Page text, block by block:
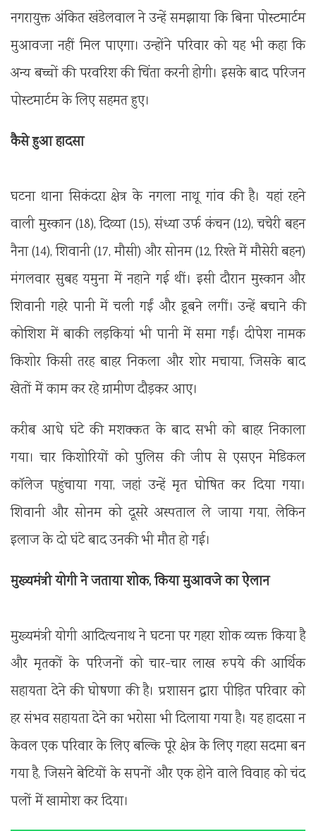
नगरायुक्त अंकित खंडेलवाल ने उन्हें समझाया कि बिना पोस्टमार्टम
मुआवजा नहीं मिल पाएगा। उन्होंने परिवार को यह भी कहा कि
अन्य बच्चों की परवरिश की चिंता करनी होगी। इसके बाद परिजन
पोस्टमार्टम के लिए सहमत हुए।
कैसे हुआ हादसा
घटना थाना सिकंदरा क्षेत्र के नगला नाथू गांव की है। यहां रहने
वाली मुस्कान (18), दिव्या (15), संध्या उर्फ कंचन (12), चचेरी बहन
नैना (14), शिवानी (17, मौसी) और सोनम (12, रिश्ते में मौसेरी बहन)
मंगलवार सुबह यमुना में नहाने गई थीं। इसी दौरान मुस्कान और
शिवानी गहरे पानी में चली गईं और डूबने लगीं। उन्हें बचाने की
कोशिश में बाकी लड़कियां भी पानी में समा गईं। दीपेश नामक
किशोर किसी तरह बाहर निकला और शोर मचाया, जिसके बाद
खेतों में काम कर रहे ग्रामीण दौड़कर आए।
करीब आधे घंटे की मशक्कत के बाद सभी को बाहर निकाला
गया। चार किशोरियों को पुलिस की जीप से एसएन मेडिकल
कॉलेज पहुंचाया गया, जहां उन्हें मृत घोषित कर दिया गया।
शिवानी और सोनम को दूसरे अस्पताल ले जाया गया, लेकिन
इलाज के दो घंटे बाद उनकी भी मौत हो गई।
मुख्यमंत्री योगी ने जताया शोक, किया मुआवजे का ऐलान
मुख्यमंत्री योगी आदित्यनाथ ने घटना पर गहरा शोक व्यक्त किया है
और मृतकों के परिजनों को चार-चार लाख रुपये की आर्थिक
सहायता देने की घोषणा की है। प्रशासन द्वारा पीड़ित परिवार को
हर संभव सहायता देने का भरोसा भी दिलाया गया है। यह हादसा न
केवल एक परिवार के लिए बल्कि पूरे क्षेत्र के लिए गहरा सदमा बन
गया है, जिसने बेटियों के सपनों और एक होने वाले विवाह को चंद
पलों में खामोश कर दिया।